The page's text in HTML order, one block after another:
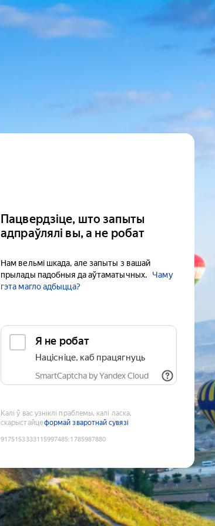
Пацвердзіце, што запыты
адпраўлялі вы, а не робат
Нам вельмі шкада, але запыты з вашай
прылады падобныя да аўтаматычных.
Чаму
гэта магло адбыцца?
Я не робат
Націсніце, каб працягнуць
SmartCaptcha by Yandex Cloud
Калі ў вас узніклі праблемы, калі ласка,
скарыстайцеформай зваротнай сувязі
9175153333115997485:1785987880